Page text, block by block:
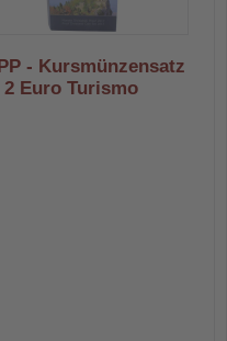
- Kursmünzensatz
Euro Turismo